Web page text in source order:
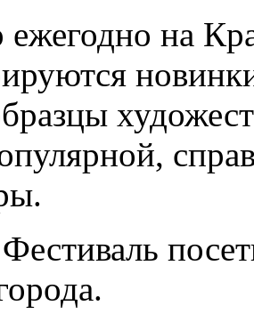
ежегодно на